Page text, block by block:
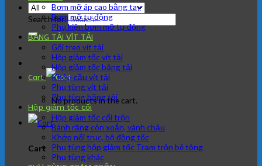
Search for:
Cart
No products in the cart.
Cart
Bơm mỡ áp cao bằng tay
Bơm mỡ tự động
Phụ kiện bơm mỡ tự động
BĂNG TẢI VÍT TẢI
Gối treo vít tải
Hộp giảm tốc vít tải
Hộp giảm tốc băng tải
Khớp cầu vít tải
Phụ tùng vít tải
Phụ tùng băng tải
Hộp giảm tốc cối
Hộp giảm tốc cối trộn
Bánh răng côn xoắn, vành chậu
Khớp nối trục, bộ đồng tốc
Phụ tùng hộp giảm tốc Trạm trộn bê tông
Phụ tùng khác